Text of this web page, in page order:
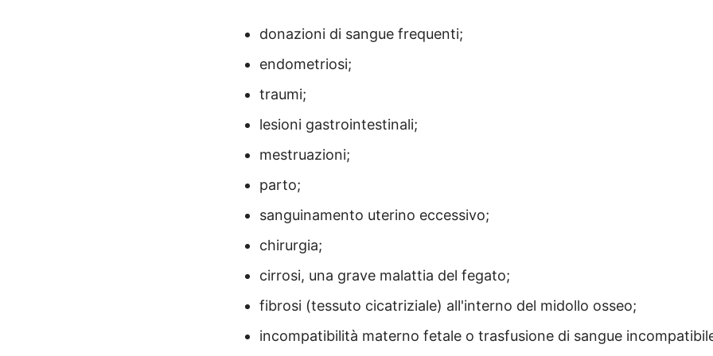
donazioni di sangue frequenti;
endometriosi;
traumi;
lesioni gastrointestinali;
mestruazioni;
parto;
sanguinamento uterino eccessivo;
chirurgia;
cirrosi, una grave malattia del fegato;
fibrosi (tessuto cicatriziale) all'interno del midollo osseo;
incompatibilità materno fetale o trasfusione di sangue